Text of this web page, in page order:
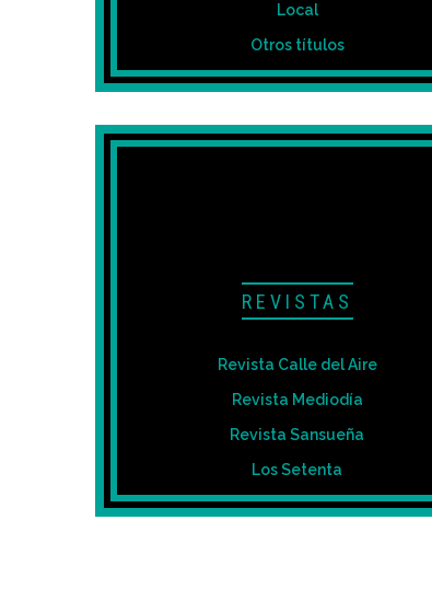
Local
Otros títulos
REVISTAS
Revista Calle del Aire
Revista Mediodía
Revista Sansueña
Los Setenta